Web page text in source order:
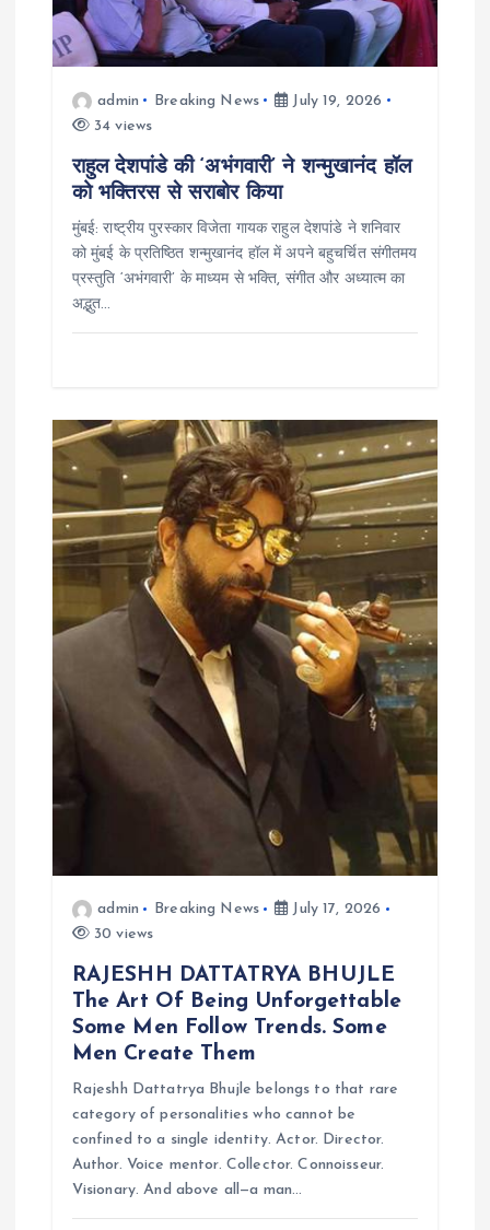
o
n
admin Breaking News
July 19, 2026
34 views
राहुल देशपांडे की ‘अभंगवारी’ ने शन्मुखानंद हॉल
को भक्तिरस से सराबोर किया
मुंबई: राष्ट्रीय पुरस्कार विजेता गायक राहुल देशपांडे ने शनिवार
को मुंबई के प्रतिष्ठित शन्मुखानंद हॉल में अपने बहुचर्चित संगीतमय
प्रस्तुति ‘अभंगवारी’ के माध्यम से भक्ति, संगीत और अध्यात्म का
अद्भुत…
admin Breaking News
July 17, 2026
30 views
RAJESHH DATTATRYA BHUJLE
The Art Of Being Unforgettable
Some Men Follow Trends. Some
Men Create Them
Rajeshh Dattatrya Bhujle belongs to that rare
category of personalities who cannot be
confined to a single identity. Actor. Director.
Author. Voice mentor. Collector. Connoisseur.
Visionary. And above all—a man…